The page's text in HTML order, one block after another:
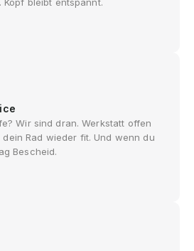
Wir sind dran. Werkstatt offen
Rad wieder fit. Und wenn du
Bescheid.